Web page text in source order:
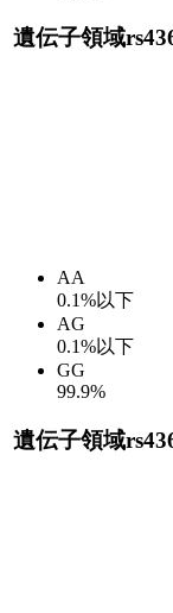
遺伝子領域
AA
0.1%以下
AG
0.1%以下
GG
99.9%
遺伝子領域